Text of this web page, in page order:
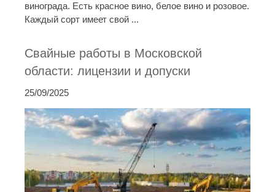
винограда. Есть красное вино, белое вино и розовое.
Каждый сорт имеет свой ...
Свайные работы в Московской
области: лицензии и допуски
25/09/2025